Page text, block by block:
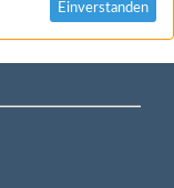
Einverstanden